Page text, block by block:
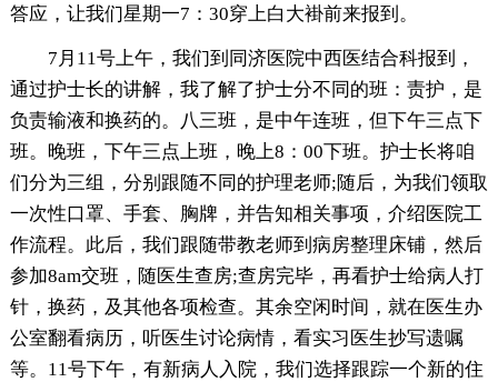
答应，让我们星期一7：30穿上白大褂前来报到。
7月11号上午，我们到同济医院中西医结合科报到，
通过护士长的讲解，我了解了护士分不同的班：责护，是
负责输液和换药的。八三班，是中午连班，但下午三点下
班。晚班，下午三点上班，晚上8：00下班。护士长将咱
们分为三组，分别跟随不同的护理老师;随后，为我们领取
一次性口罩、手套、胸牌，并告知相关事项，介绍医院工
作流程。此后，我们跟随带教老师到病房整理床铺，然后
参加8am交班，随医生查房;查房完毕，再看护士给病人打
针，换药，及其他各项检查。其余空闲时间，就在医生办
公室翻看病历，听医生讨论病情，看实习医生抄写遗嘱
等。11号下午，有新病人入院，我们选择跟踪一个新的住